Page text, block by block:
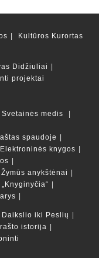
Kultūros Kurortas
Didžiuliai
projektai
Svetainės medis
spaudoje
Elektroninės knygos
Žymūs anykštėnai
Daikslio iki Peslių
istorija